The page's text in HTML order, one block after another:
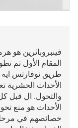
فينبروباثرين هو
المقام الأول تم
طريق نوفارتس
الأحداث الحشرية
والتحول. ال قبل
الأحداث هو منع
خصائصهم في